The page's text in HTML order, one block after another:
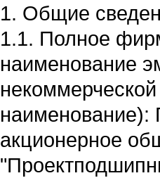
1. Общие
1.1. Полное
наименование
наименование):
акционерное